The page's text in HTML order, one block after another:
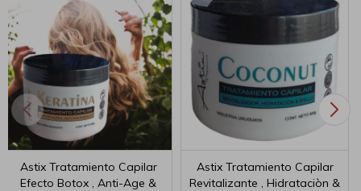
Astix Tratamiento Capilar
Efecto Botox , Anti-Age &
Astix Tratamiento Capilar
Revitalizante , Hidrataciòn &